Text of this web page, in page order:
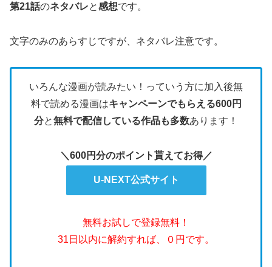
第21話のネタバレと感想です。
文字のみのあらすじですが、ネタバレ注意です。
いろんな漫画が読みたい！っていう方に加入後無
料で読める漫画はキャンペーンでもらえる600円
分と無料で配信している作品も多数あります！
＼600円分のポイント貰えてお得／
U-NEXT公式サイト
無料お試しで登録無料！
31日以内に解約すれば、０円です。